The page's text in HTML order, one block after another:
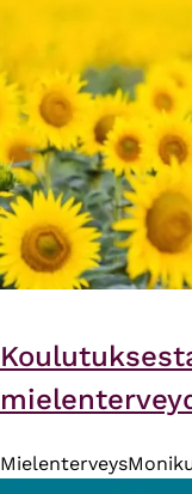
Mielenterveys